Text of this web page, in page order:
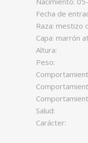
Fecha de
Raza: mestizo
Capa: marrón
Altura:
Peso:
Salud:
Carácter: